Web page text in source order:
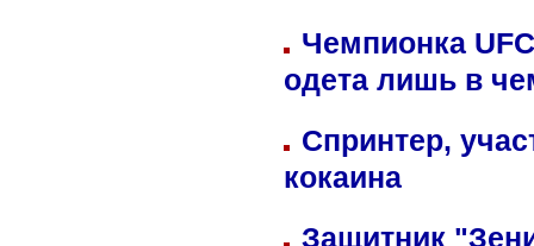
Чемпионка
одета лишь в
Спринтер,
кокаина
Защитник